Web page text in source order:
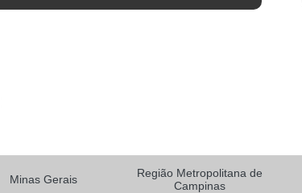
Camisa Social Masculina Listrada Preto e
Camisa Manga Longa Masculina
Minas Gerais
Região Metropolitana de
Campinas